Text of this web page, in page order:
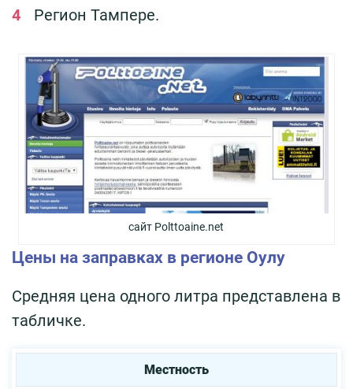
Регион Тампере.
сайт Polttoaine.net
Цены на заправках в регионе Оулу
Средняя цена одного литра представлена в
табличке.
Местность